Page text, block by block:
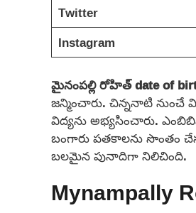
Twitter
Instagram
మైనంపల్లి రోహిత్date of
జన్మించారు. చిన్ననాటి
విద్యను అభ్యసించారు.
బంగారు పతకాలను సొంతం
బలమైన పునాదిగా నిలిచింది.
Mynampally